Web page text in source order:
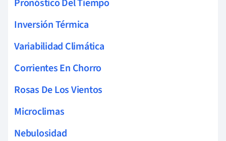
Inversión Térmica
Variabilidad Climática
Corrientes En Chorro
Rosas De Los Vientos
Microclimas
Nebulosidad